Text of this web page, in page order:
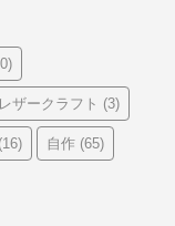
レザークラフト (3)
(16) 自作 (65)